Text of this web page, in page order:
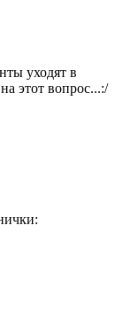
уходят в
этот вопрос...:/